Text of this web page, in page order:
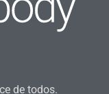
de todos.